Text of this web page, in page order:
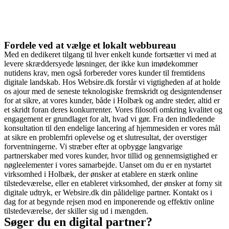
Fordele ved at vælge et lokalt webbureau
Med en dedikeret tilgang til hver enkelt kunde fortsætter vi med at
levere skræddersyede løsninger, der ikke kun imødekommer
nutidens krav, men også forbereder vores kunder til fremtidens
digitale landskab. Hos Websire.dk forstår vi vigtigheden af at holde
os ajour med de seneste teknologiske fremskridt og designtendenser
for at sikre, at vores kunder, både i Holbæk og andre steder, altid er
et skridt foran deres konkurrenter. Vores filosofi omkring kvalitet og
engagement er grundlaget for alt, hvad vi gør. Fra den indledende
konsultation til den endelige lancering af hjemmesiden er vores mål
at sikre en problemfri oplevelse og et slutresultat, der overstiger
forventningerne. Vi stræber efter at opbygge langvarige
partnerskaber med vores kunder, hvor tillid og gennemsigtighed er
nøgleelementer i vores samarbejde. Uanset om du er en nystartet
virksomhed i Holbæk, der ønsker at etablere en stærk online
tilstedeværelse, eller en etableret virksomhed, der ønsker at forny sit
digitale udtryk, er Websire.dk din pålidelige partner. Kontakt os i
dag for at begynde rejsen mod en imponerende og effektiv online
tilstedeværelse, der skiller sig ud i mængden.
Søger du en digital partner?